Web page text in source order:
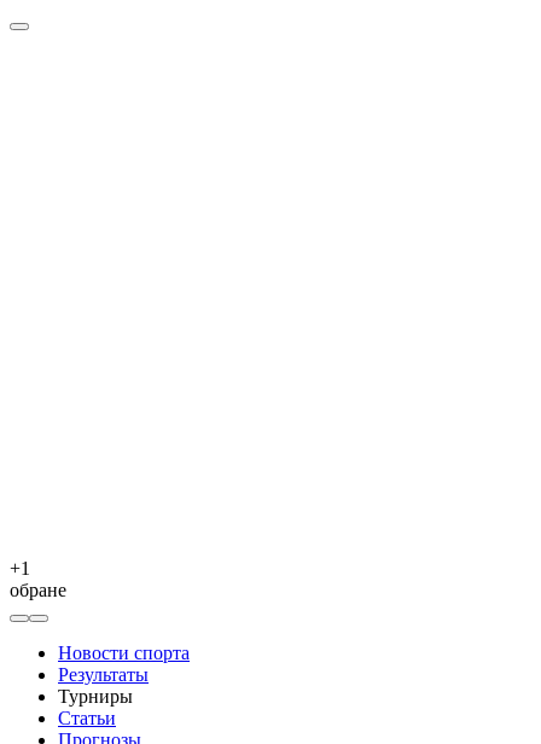
+1
обране
Новости спорта
Результаты
Турниры
Статьи
Прогнозы